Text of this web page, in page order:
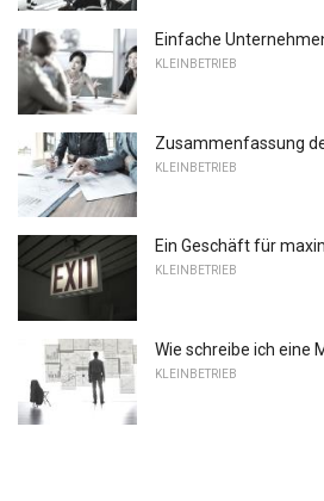
Einfache
KLEINBETRIEB
Zusammenfassung
KLEINBETRIEB
Ein Geschäft für
KLEINBETRIEB
Wie schreibe ich eine
KLEINBETRIEB